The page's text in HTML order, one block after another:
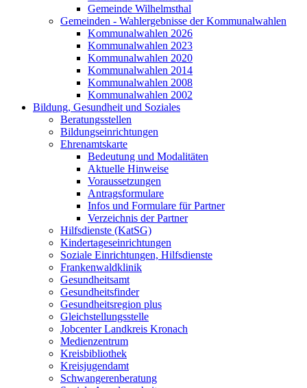
Gemeinde Wilhelmsthal
Gemeinden - Wahlergebnisse der Kommunalwahlen
Kommunalwahlen 2026
Kommunalwahlen 2023
Kommunalwahlen 2020
Kommunalwahlen 2014
Kommunalwahlen 2008
Kommunalwahlen 2002
Bildung, Gesundheit und Soziales
Beratungsstellen
Bildungseinrichtungen
Ehrenamtskarte
Bedeutung und Modalitäten
Aktuelle Hinweise
Voraussetzungen
Antragsformulare
Infos und Formulare für Partner
Verzeichnis der Partner
Hilfsdienste (KatSG)
Kindertageseinrichtungen
Soziale Einrichtungen, Hilfsdienste
Frankenwaldklinik
Gesundheitsamt
Gesundheitsfinder
Gesundheitsregion plus
Gleichstellungsstelle
Jobcenter Landkreis Kronach
Medienzentrum
Kreisbibliothek
Kreisjugendamt
Schwangerenberatung